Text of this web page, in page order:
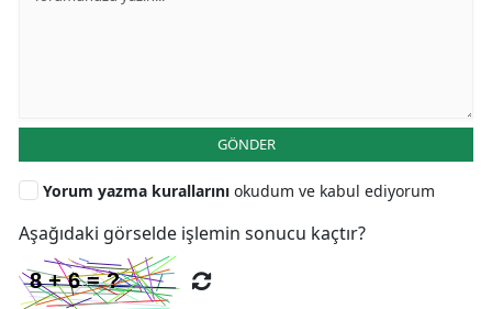
GÖNDER
Yorum yazma kurallarını okudum ve kabul ediyorum
Aşağıdaki görselde işlemin sonucu kaçtır?